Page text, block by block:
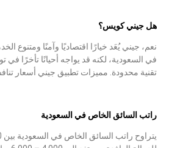
هل جيني كويس؟
نعم، جيني يُعَد خيارًا اقتصاديًا وآمنًا ومتنوع
في السعودية، لكنه قد يواجه أحيانًا تأخرًا في
تقنية محدودة. مميزات تطبيق جيني أسعار
راتب السائق الخاص في السعودية